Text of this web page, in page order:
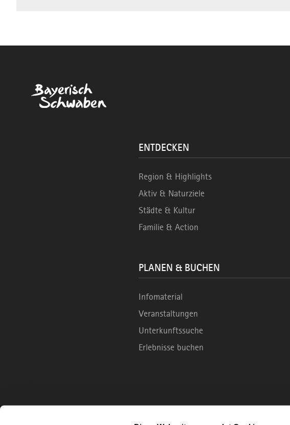
ENTDECKEN
Region & Highlights
Aktiv & Naturziele
Städte & Kultur
Familie & Action
PLANEN & BUCHEN
Infomaterial
Veranstaltungen
Unterkunftssuche
Erlebnisse buchen